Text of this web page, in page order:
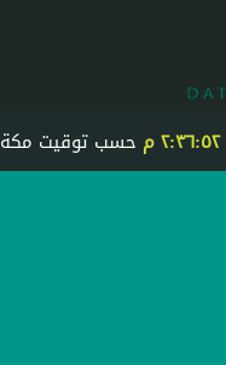
٢:٣٦:٥٣ م حسب توقيت مكة